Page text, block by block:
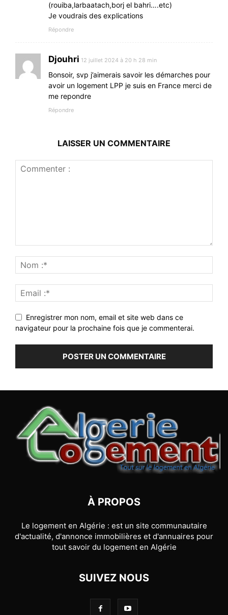
(rouiba,larbaatach,borj el bahri….etc)
Je voudrais des explications
Répondre
Djouhri 12 juillet 2024 à 20 h 28 min
Bonsoir, svp j’aimerais savoir les démarches pour
avoir un logement LPP je suis en France merci de
me repondre
Répondre
LAISSER UN COMMENTAIRE
Enregistrer mon nom, email et site web dans ce
navigateur pour la prochaine fois que je commenterai.
À PROPOS
Le logement en Algérie : est un site communautaire
d'actualité, d'annonce immobilières et d'annuaires pour
tout savoir du logement en Algérie
SUIVEZ NOUS